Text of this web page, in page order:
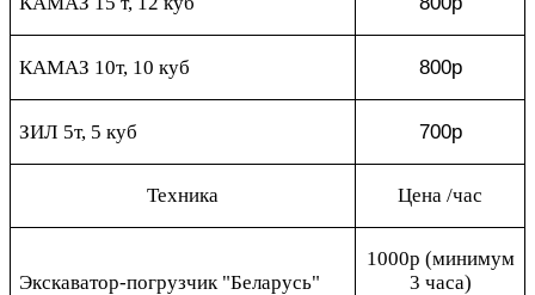
КАМАЗ 10т, 10 куб 800р
ЗИЛ 5т, 5 куб 700р
Техника Цена /час
Экскаватор-погрузчик "Беларусь"
1000р (минимум
3 часа)